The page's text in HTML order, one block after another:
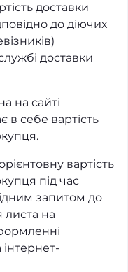
доставки
до діючих
доставки
на сайті
в себе вартість
вартість
під час
запитом до
на